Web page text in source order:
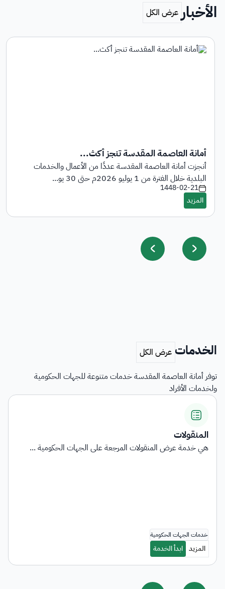
الأخبار
أمانة العاصمة المقدسة تنجز أكث...
أنجزت أمانة العاصمة المقدسة عددًا من الأعمال والخدمات
البلدية خلال الفترة من 1 يوليو 2026م حتى 30 يو...
1448-02-21
الخدمات
توفر أمانة العاصمة المقدسة خدمات متنوعة للجهات الحكومية
ولخدمات الأفراد
الحكومية ... توفر الخدمة معلومات شاملة حول